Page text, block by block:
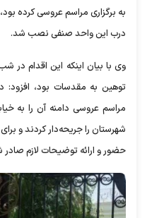
به برگزاری مراسم عروسی کرده
درب این واحد صنفی نصب شد.
وی با بیان اینکه این اقدام
توهین به مقدسات بود،
مراسم عروسی دامنه آن را به
شهرستان را جریحه‌دار کردند و
حضور و ارائه توضیحات لازم